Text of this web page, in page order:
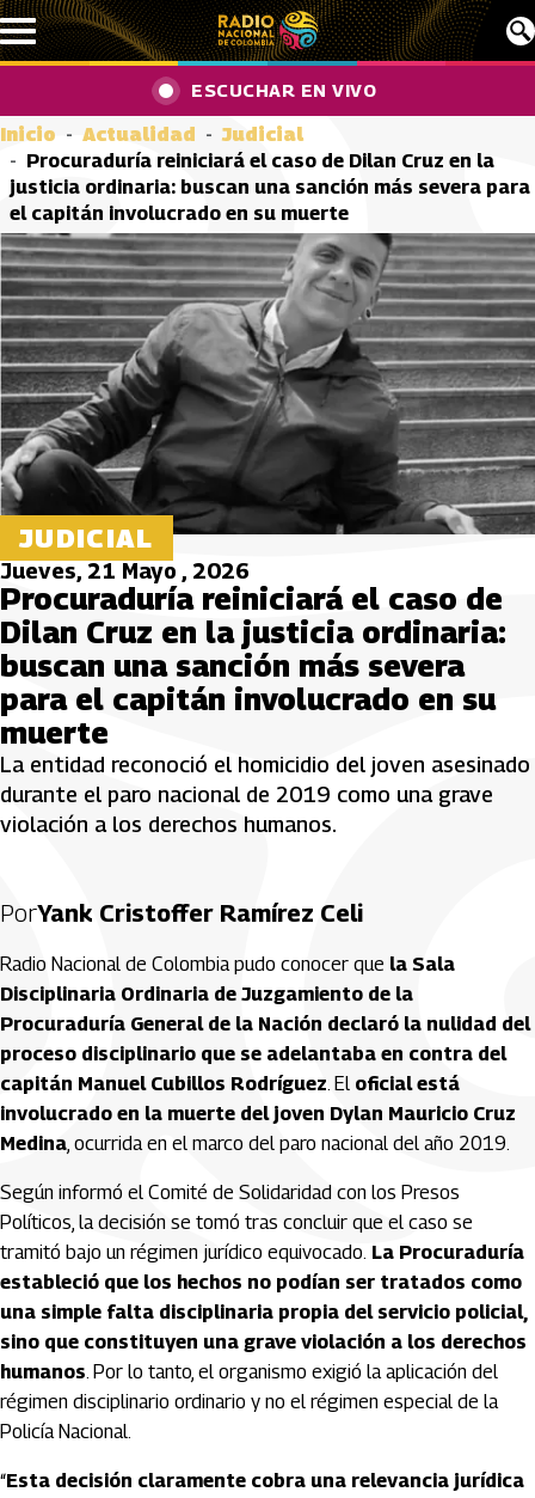
Pasar al contenido principal
ESCUCHAR EN VIVO
Inicio Actualidad
Judicial
Procuraduría reiniciará el caso de Dilan Cruz en la
justicia ordinaria: buscan una sanción más severa para
el capitán involucrado en su muerte
JUDICIAL
Jueves, 21 Mayo , 2026
Procuraduría reiniciará el caso de
Dilan Cruz en la justicia ordinaria:
buscan una sanción más severa
para el capitán involucrado en su
muerte
La entidad reconoció el homicidio del joven asesinado
durante el paro nacional de 2019 como una grave
violación a los derechos humanos.
PorYank Cristoffer Ramírez Celi
Radio Nacional de Colombia pudo conocer que la Sala
Disciplinaria Ordinaria de Juzgamiento de la
Procuraduría General de la Nación declaró la nulidad del
proceso disciplinario que se adelantaba en contra del
capitán Manuel Cubillos Rodríguez. El oficial está
involucrado en la muerte del joven Dylan Mauricio Cruz
Medina, ocurrida en el marco del paro nacional del año 2019.
Según informó el Comité de Solidaridad con los Presos
Políticos, la decisión se tomó tras concluir que el caso se
tramitó bajo un régimen jurídico equivocado. La Procuraduría
estableció que los hechos no podían ser tratados como
una simple falta disciplinaria propia del servicio policial,
sino que constituyen una grave violación a los derechos
humanos. Por lo tanto, el organismo exigió la aplicación del
régimen disciplinario ordinario y no el régimen especial de la
Policía Nacional.
“Esta decisión claramente cobra una relevancia jurídica